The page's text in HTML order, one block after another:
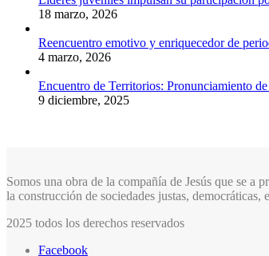
18 marzo, 2026
Reencuentro emotivo y enriquecedor de
4 marzo, 2026
Encuentro de Territorios: Pronunciamiento
9 diciembre, 2025
Somos una obra de la compañía de Jesús que se a
la construcción de sociedades justas,
2025 todos los derechos reservados
Facebook